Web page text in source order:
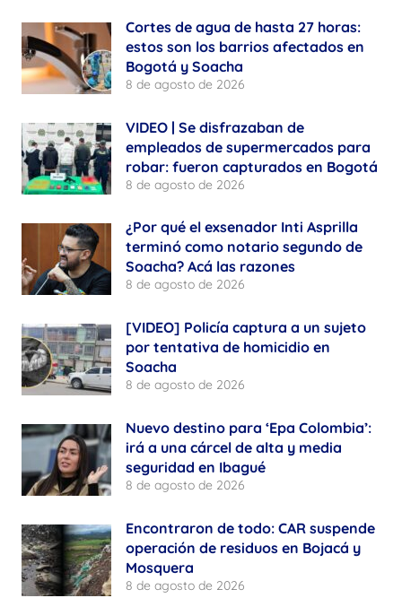
Cortes de agua de hasta 27 horas:
estos son los barrios afectados en
Bogotá y Soacha
8 de agosto de 2026
VIDEO | Se disfrazaban de
empleados de supermercados para
robar: fueron capturados en Bogotá
8 de agosto de 2026
¿Por qué el exsenador Inti Asprilla
terminó como notario segundo de
Soacha? Acá las razones
8 de agosto de 2026
[VIDEO] Policía captura a un sujeto
por tentativa de homicidio en
Soacha
8 de agosto de 2026
Nuevo destino para ‘Epa Colombia’:
irá a una cárcel de alta y media
seguridad en Ibagué
8 de agosto de 2026
Encontraron de todo: CAR suspende
operación de residuos en Bojacá y
Mosquera
8 de agosto de 2026